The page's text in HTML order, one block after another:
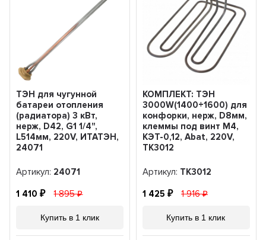
ТЭН для чугунной
батареи отопления
(радиатора) 3 кВт,
нерж, D42, G1 1/4",
L514мм, 220V, ИТАТЭН,
24071
Артикул: 24071
1 410 1 895
Купить в 1 клик
КОМПЛЕКТ: ТЭН
3000W(1400+1600) для
конфорки, нерж, D8мм,
клеммы под винт М4,
КЭТ-0,12, Abat, 220V,
ТК3012
Артикул: ТК3012
1 425 1 916
Купить в 1 клик